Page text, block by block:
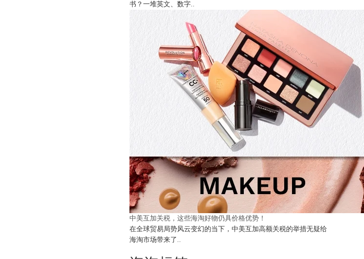
书？一堆英文、数字..
中美互加关税，这些海淘好物仍具价格优势！
在全球贸易局势风云变幻的当下，中美互加高额关税的举措无疑给
海淘市场带来了..